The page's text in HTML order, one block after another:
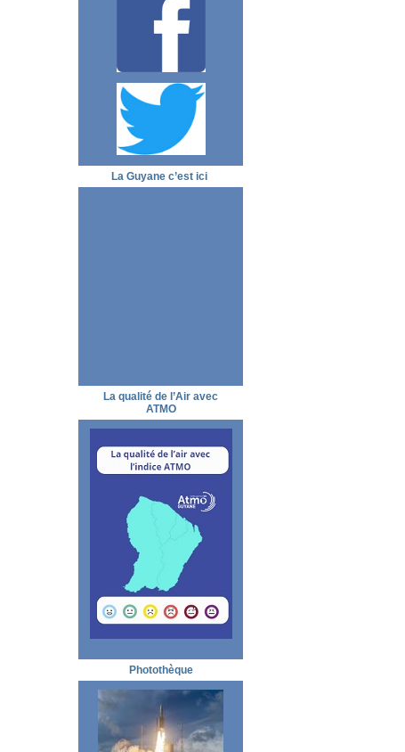
La Guyane c’est ici
La qualité de l’Air avec
ATMO
Photothèque